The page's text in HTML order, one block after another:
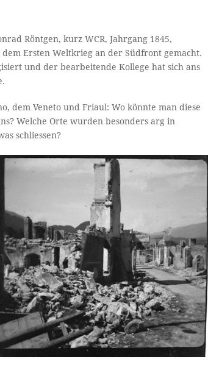
Röntgen, kurz WCR, Jahrgang 1845,
Ersten Weltkrieg an der Südfront gemacht.
und der bearbeitende Kollege hat sich ans
dem Veneto und Friaul: Wo könnte man diese
Welche Orte wurden besonders arg in
schliessen?